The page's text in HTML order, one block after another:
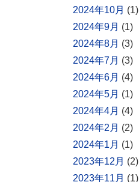
2024年10月 (1)
2024年9月 (1)
2024年8月 (3)
2024年7月 (3)
2024年6月 (4)
2024年5月 (1)
2024年4月 (4)
2024年2月 (2)
2024年1月 (1)
2023年12月 (2)
2023年11月 (1)